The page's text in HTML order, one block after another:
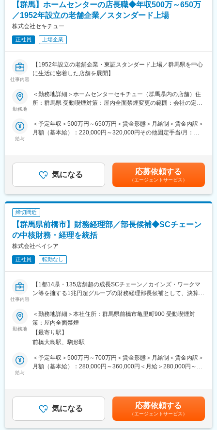
【群馬】ホームセンターの店長職◆年収500万～650万
／1952年設立の老舗企業／スタンダード上場
株式会社セキチュー
正社員 上場企業
仕事内容
【1952年設立の老舖企業・東証スタンダード上場／群馬県を中心
に生活に密着した店舗を展開】
■業務概要：
群馬県を中心とした地域密着型のホームセンターとして、DIY用
本ポジションでは、ホームセンターの店舗運営マネジメントを行
っていただきます。
担当に分かりやすく伝える橋渡しを行います。
そして、担当店舗の目標達成を目指します。
◎売場・販売計画の立案、施策の実施
◎売場づくり
◎商品管理、金銭管理
◎人事・労務管理
◎改善点の指導
■キャリアパス：
店舗職としてエリアマネージャーなどを目指すことはもちろん、
バイヤー、店舗開発など、他の部署への異動も可能で、キャリア
■配属店舗例：
■このような方におススメ：
◇組織や制度づくりに参加したい方
◇就業環境の改善を図りたい方
◇幅広いキャリアアップを目指している方
商品を取り揃え、お客様に最も信頼される商品とサービスの提供
を目指した店づくりを行っている「ホームセンターセキチュ
ー」、カー用品の販売・取付と車検整備を行っている「カー用品
専門店オートウェイ」、多種多様な自転車を取り揃え、修理・メ
勤務地
＜勤務地詳細＞ホームセンターセキチュー（群馬県内の店舗）住
所：群馬県 受動喫煙対策：屋内全面禁煙変更の範囲：会社の定め
給与
＜予定年収＞500万円～650万円＜賃金形態＞月給制＜賃金内訳＞
月額（基本給）：220,000円～320,000円その他固定手当/月：
他固定手当：役職手当 （SM5）として賃金はあくまでも目安の金
額であり、選考を通じて上下する可能性があります。月給(月額)は
固定手当を含めた表記です。
気になる 応募依頼する
（エージェントサービス）
締切間近
【群馬県前橋市】財務経理部／部長候補◆SCチェーン
の中核財務・経理を統括
株式会社ベイシア
正社員 転勤なし
仕事内容
【1都14県・135店舗超の成長SCチェーン／カインズ・ワークマ
ン等を擁する1兆円超グループの財務経理部長候補として、決算・
をリード】
当社は1都14県に135店舗以上を展開するショッピングセンターチ
ェーンです。本ポジションでは、財務経理・税務全般を統括し、
部門のマネジメントと業務改善をリードしていただきます。
連結決算、監査法人・税理士対応、資金繰りや金融機関対応な
ープ1兆円規模の成長を支えるコアメンバーとしての活躍も期待し
ています。
勤務地
＜勤務地詳細＞本社住所：群馬県前橋市亀里町900 受動喫煙対
策：屋内全面禁煙
【最寄り駅】
前橋大島駅、駒形駅
給与
＜予定年収＞500万円～700万円＜賃金形態＞月給制＜賃金内訳＞
月額（基本給）：280,000円～360,000円＜月給＞280,000円～
あり、選考を通じて上下する可能性があります。月給(月額)は固定
手当を含めた表記です。
気になる 応募依頼する
（エージェントサービス）